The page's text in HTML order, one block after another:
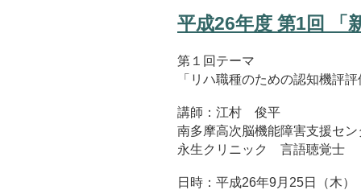
平成26年度 第1回 「
第１回テーマ
「リハ職種のための認知機評
講師：江村 俊平
南多摩高次脳機能障害支援セン
永生クリニック 言語聴覚士
日時：平成26年9月25日（木）